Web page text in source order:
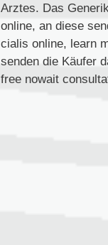
Arztes. Das
online, an diese
cialis online, learn
senden die Käufer
free nowait